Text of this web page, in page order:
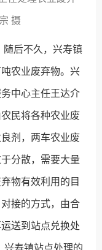
摄
随后不久，兴寿镇
农业废弃物。兴
中心主任王达介
民将各种农业废
剂，两车农业废
分散，需要大量
物有效利用的目
接的方式，由合
送到站点兑换处